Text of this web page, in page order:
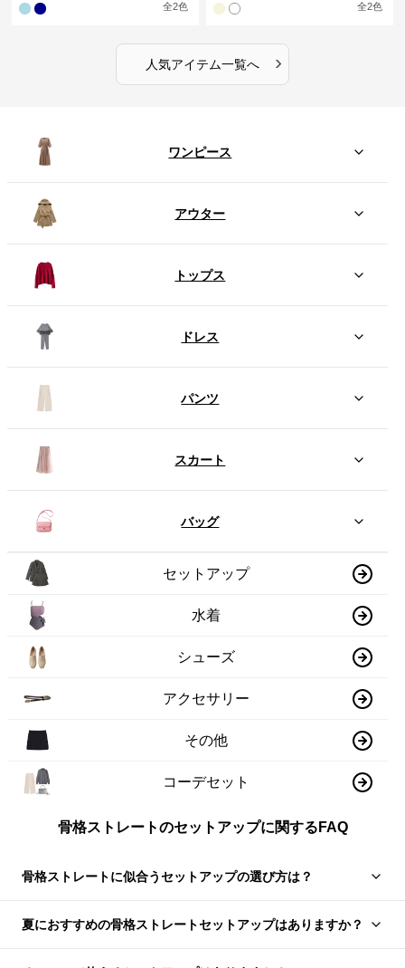
全2色 全2色
人気アイテム一覧へ ›
ワンピース
アウター
トップス
ドレス
パンツ
スカート
バッグ
セットアップ
水着
シューズ
アクセサリー
その他
コーデセット
骨格ストレートのセットアップに関するFAQ
骨格ストレートに似合うセットアップの選び方は？
夏におすすめの骨格ストレートセットアップはありますか？